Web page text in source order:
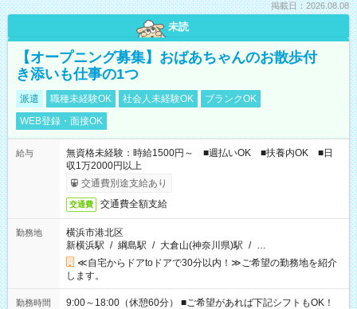
掲載日：2026.08.08
未読
【オープニング募集】おばあちゃんのお散歩付
き添いも仕事の1つ
派遣 職種未経験OK 社会人未経験OK
ブランクOK
WEB登録・面接OK
給与
無資格未経験：時給1500円～ ■週払いOK ■扶養内OK ■日
収1万2000円以上
交通費別途支給あり
交通費 交通費全額支給
勤務地
横浜市港北区
新横浜駅 / 綱島駅 / 大倉山(神奈川県)駅 / …
≪自宅からドアtoドアで30分以内！≫ご希望の勤務地を紹介
します。
勤務時間
9:00～18:00（休憩60分） ■ご希望があれば下記シフトもOK！